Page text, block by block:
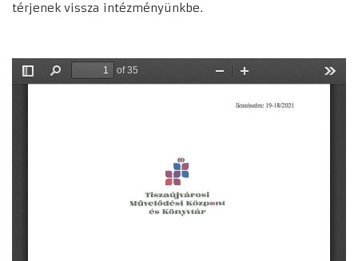
térjenek vissza intézményünkbe.